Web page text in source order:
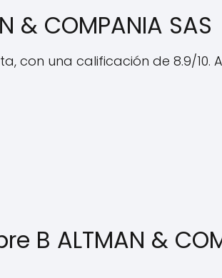
& COMPANIA SAS
con una calificación de 8.9/
B ALTMAN &